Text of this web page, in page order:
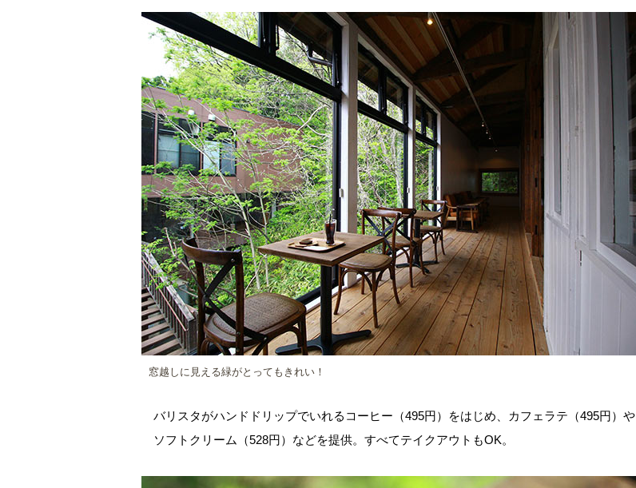
窓越しに見える緑がとってもきれい！
バリスタがハンドドリップでいれるコーヒー（495円）をはじめ、カフェラテ（495円）や
ソフトクリーム（528円）などを提供。すべてテイクアウトもOK。